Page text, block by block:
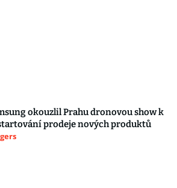
okouzlil Prahu dronovou show k
prodeje nových produktů